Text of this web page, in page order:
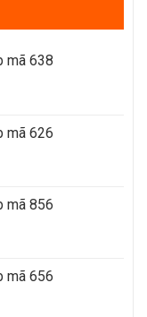
mã 638
mã 626
mã 856
mã 656